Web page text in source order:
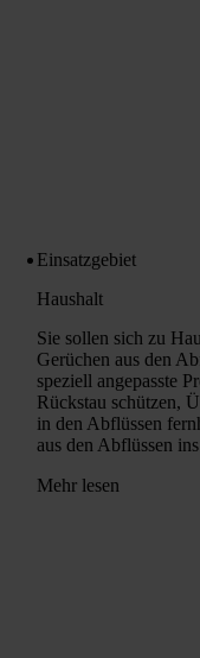
Einsatzgebiet
Haushalt
Sie sollen sich zu
Gerüchen aus den
speziell angepasste
Rückstau schützen,
in den Abflüssen
aus den Abflüssen
Mehr lesen